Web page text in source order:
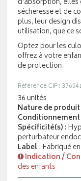
sécheresse et de
plus, leur design
utilisation, que ce
Optez pour les
offrez à votre
de protection.
Référence CIP :
36 unités
Nature de produit
Conditionnement
Spécificité(s):
perturbateur
Label: Fabriqué
Indication /
des enfants